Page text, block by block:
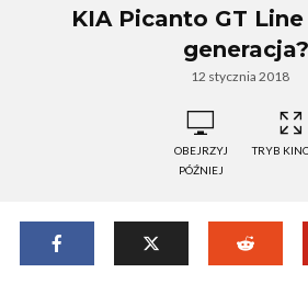
KIA Picanto GT
generacja?
12 stycznia 2018
OBEJRZYJ
PÓŹNIEJ
TRYB